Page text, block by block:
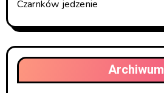
Czarnków jedzenie
Archiwum